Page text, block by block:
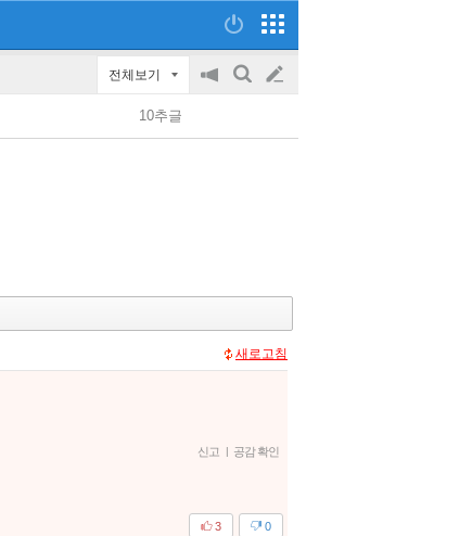
전체보기
공
on/off
검
글
쓰
10추글
새로고침
신고 | 공감 확인
0
3